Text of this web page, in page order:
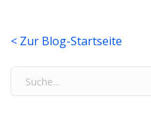
< Zur Blog-Startseite